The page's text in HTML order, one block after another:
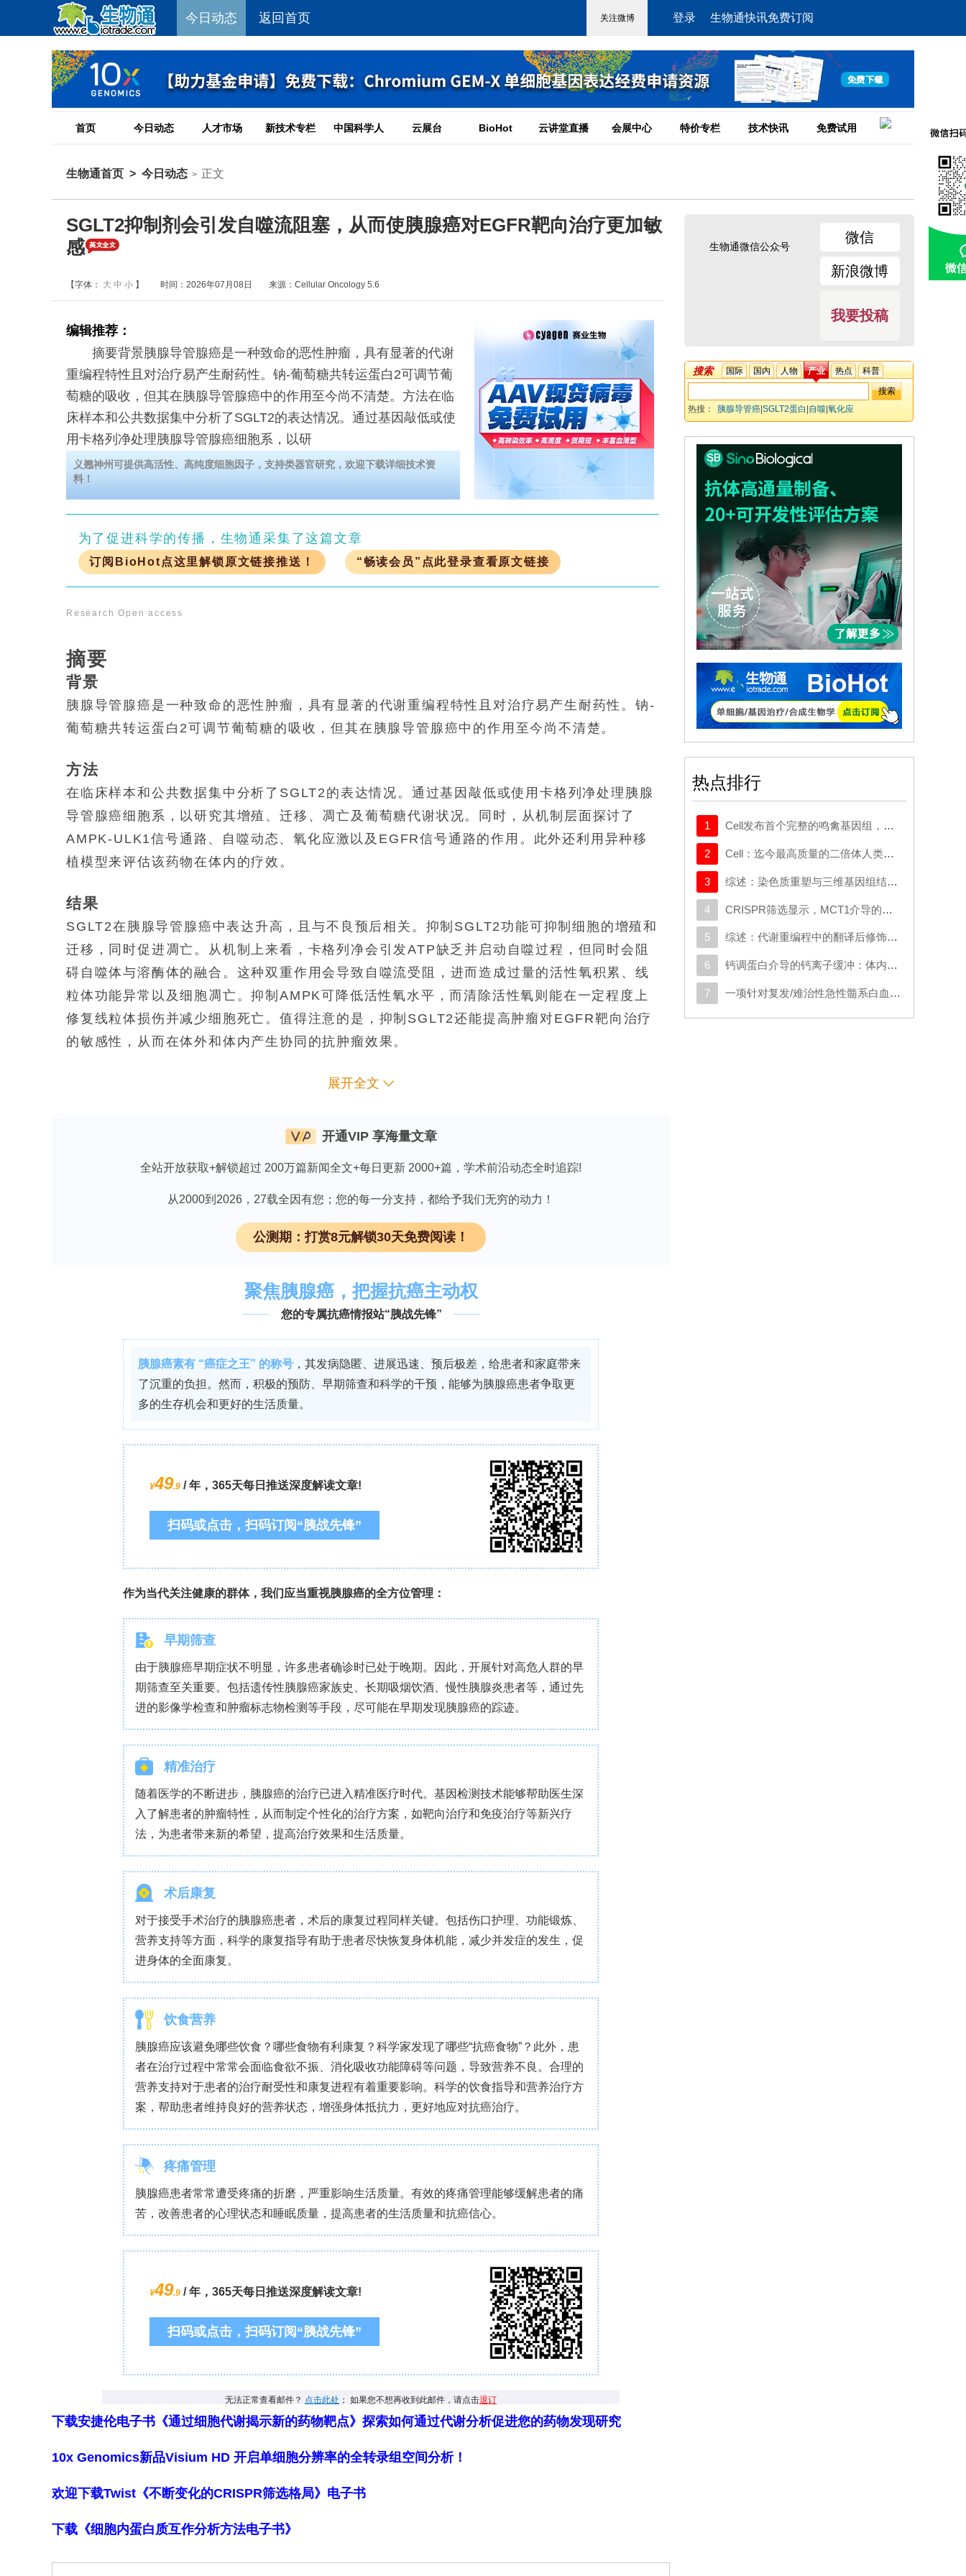
今日动态 返回首页 登录 生物通快讯免费订阅
首页 今日动态 人才市场 新技术专栏 中国科学人 云展台 BioHot 云讲堂直播 会展中心 特价专栏 技术快讯 免费试用
生物通首页 > 今日动态 > 正文
SGLT2抑制剂会引发自噬流阻塞，从而使胰腺癌对EGFR靶向治疗更加敏
感
【字体： 大 中 小 】 时间：2026年07月08日 来源：Cellular Oncology 5.6
编辑推荐：
摘要背景胰腺导管腺癌是一种致命的恶性肿瘤，具有显著的代谢
重编程特性且对治疗易产生耐药性。钠-葡萄糖共转运蛋白2可调节葡
萄糖的吸收，但其在胰腺导管腺癌中的作用至今尚不清楚。方法在临
床样本和公共数据集中分析了SGLT2的表达情况。通过基因敲低或使
用卡格列净处理胰腺导管腺癌细胞系，以研
义翘神州可提供高活性、高纯度细胞因子，支持类器官研究，欢迎下载详细技术资
料！
为了促进科学的传播，生物通采集了这篇文章
订阅BioHot点这里解锁原文链接推送！ “畅读会员”点此登录查看原文链接
Research Open access
摘要
背景
胰腺导管腺癌是一种致命的恶性肿瘤，具有显著的代谢重编程特性且对治疗易产生耐药性。钠-
葡萄糖共转运蛋白2可调节葡萄糖的吸收，但其在胰腺导管腺癌中的作用至今尚不清楚。
方法
在临床样本和公共数据集中分析了SGLT2的表达情况。通过基因敲低或使用卡格列净处理胰腺
导管腺癌细胞系，以研究其增殖、迁移、凋亡及葡萄糖代谢状况。同时，从机制层面探讨了
AMPK-ULK1信号通路、自噬动态、氧化应激以及EGFR信号通路的作用。此外还利用异种移
植模型来评估该药物在体内的疗效。
结果
SGLT2在胰腺导管腺癌中表达升高，且与不良预后相关。抑制SGLT2功能可抑制细胞的增殖和
迁移，同时促进凋亡。从机制上来看，卡格列净会引发ATP缺乏并启动自噬过程，但同时会阻
碍自噬体与溶酶体的融合。这种双重作用会导致自噬流受阻，进而造成过量的活性氧积累、线
粒体功能异常以及细胞凋亡。抑制AMPK可降低活性氧水平，而清除活性氧则能在一定程度上
修复线粒体损伤并减少细胞死亡。值得注意的是，抑制SGLT2还能提高肿瘤对EGFR靶向治疗
的敏感性，从而在体外和体内产生协同的抗肿瘤效果。
流受阻以及由活性氧引发的线粒体凋亡。此外，针对SGLT2进行治疗还能提高肿瘤对EGFR靶
下载查看HER3药物开发的最新进展》》
胰腺导管腺癌是一种致命的恶性肿瘤，具有显著的代谢重编程特性且对治疗易产生耐药性。钠-
葡萄糖共转运蛋白2可调节葡萄糖的吸收，但其在胰腺导管腺癌中的作用至今尚不清楚。
在临床样本和公共数据集中分析了SGLT2的表达情况。通过基因敲低或使用卡格列净处理胰腺
导管腺癌细胞系，以研究其增殖、迁移、凋亡及葡萄糖代谢状况。同时，从机制层面探讨了
AMPK-ULK1信号通路、自噬动态、氧化应激以及EGFR信号通路的作用。此外还利用异种移
植模型来评估该药物在体内的疗效。
SGLT2在胰腺导管腺癌中表达升高，且与不良预后相关。抑制SGLT2功能可抑制细胞的增殖和
迁移，同时促进凋亡。从机制上来看，卡格列净会引发ATP缺乏并启动自噬过程，但同时会阻
碍自噬体与溶酶体的融合。这种双重作用会导致自噬流受阻，进而造成过量的活性氧积累、线
粒体功能异常以及细胞凋亡。抑制AMPK可降低活性氧水平，而清除活性氧则能在一定程度上
修复线粒体损伤并减少细胞死亡。值得注意的是，抑制SGLT2还能提高肿瘤对EGFR靶向治疗
的敏感性，从而在体外和体内产生协同的抗肿瘤效果。
SGLT2在胰腺导管腺癌中维持着代谢和自噬的平衡状态。抑制这一蛋白会引发代谢应激、自噬
流受阻以及由活性氧引发的线粒体凋亡。此外，针对SGLT2进行治疗还能提高肿瘤对EGFR靶
向治疗的敏感性，为癌症治疗提供了一种新的联合策略。
图形摘要
展开全文
开通VIP 享海量文章
全站开放获取+解锁超过 200万篇新闻全文+每日更新 2000+篇，学术前沿动态全时追踪!
从2000到2026，27载全因有您；您的每一分支持，都给予我们无穷的动力！
公测期：打赏8元解锁30天免费阅读！
下载安捷伦电子书《通过细胞代谢揭示新的药物靶点》探索如何通过代谢分析促进您的药物发现研究
10x Genomics新品Visium HD 开启单细胞分辨率的全转录组空间分析！
欢迎下载Twist《不断变化的CRISPR筛选格局》电子书
下载《细胞内蛋白质互作分析方法电子书》
生物通微信公众号
微信
新浪微博
我要投稿
搜索 国际 国内 人物 产业 热点 科普
热搜： 胰腺导管癌 SGLT2蛋白 自噬 氧化应
热点排行
1 Cell发布首个完整的鸣禽基因组，有助于探究发声学习
2 Cell：迄今最高质量的二倍体人类基因组构建完成
3 综述：染色质重塑与三维基因组结构在癌症中的作用：从机制研究到新的治疗策略
4 CRISPR筛选显示，MCT1介导的代谢逃逸机制可规避SMAD3的抑制作用，这一机制可作为治疗靶点
5 综述：代谢重编程中的翻译后修饰：对癌症代谢治疗和免疫治疗的启示
6 钙调蛋白介导的钙离子缓冲：体内心脏重编程的分子屏障
7 一项针对复发/难治性急性髓系白血病或原始浆细胞样树突状细胞肿瘤成人患者的CD123导向的嵌合抗原受体T细胞疗法1期试验